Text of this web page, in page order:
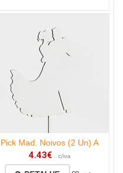
Pick Mad. Noivos (2 Un) A
4.43€ c/iva